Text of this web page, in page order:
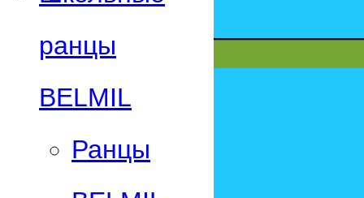
ранцы
BELMIL
Ранцы